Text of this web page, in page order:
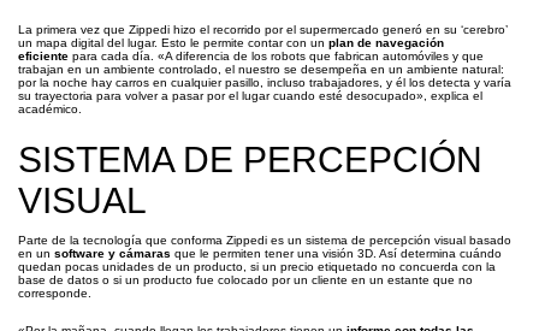
La primera vez que Zippedi hizo el recorrido por el supermercado generó en su ‘cerebro’
un mapa digital del lugar. Esto le permite contar con un plan de navegación
eficiente para cada día. «A diferencia de los robots que fabrican automóviles y que
trabajan en un ambiente controlado, el nuestro se desempeña en un ambiente natural:
por la noche hay carros en cualquier pasillo, incluso trabajadores, y él los detecta y varía
su trayectoria para volver a pasar por el lugar cuando esté desocupado», explica el
académico.
SISTEMA DE PERCEPCIÓN
VISUAL
Parte de la tecnología que conforma Zippedi es un sistema de percepción visual basado
en un software y cámaras que le permiten tener una visión 3D. Así determina cuándo
quedan pocas unidades de un producto, si un precio etiquetado no concuerda con la
base de datos o si un producto fue colocado por un cliente en un estante que no
corresponde.